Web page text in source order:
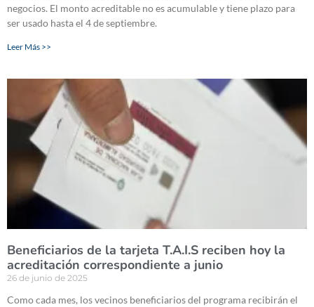
negocios. El monto acreditable no es acumulable y tiene plazo para
ser usado hasta el 4 de septiembre.
Leer Más >>
Beneficiarios de la tarjeta T.A.I.S reciben hoy la
acreditación correspondiente a junio
26 de junio de 2025
Como cada mes, los vecinos beneficiarios del programa recibirán el